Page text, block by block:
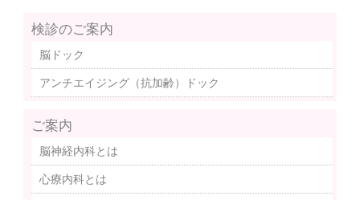
検診のご案内
脳ドック
アンチエイジング（抗加齢）ドック
ご案内
脳神経内科とは
心療内科とは